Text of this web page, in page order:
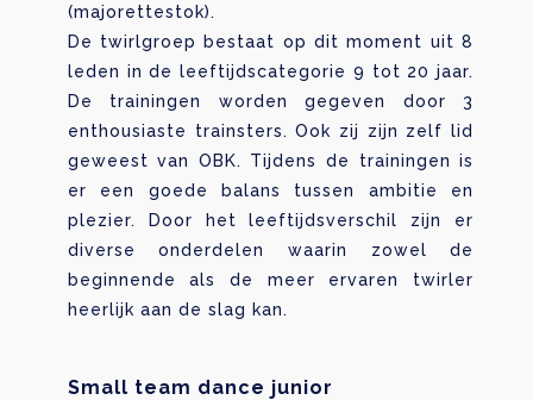
(majorettestok).
De twirlgroep bestaat op dit moment uit 8
leden in de leeftijdscategorie 9 tot 20 jaar.
De trainingen worden gegeven door 3
enthousiaste trainsters. Ook zij zijn zelf lid
geweest van OBK. Tijdens de trainingen is
er een goede balans tussen ambitie en
plezier. Door het leeftijdsverschil zijn er
diverse onderdelen waarin zowel de
beginnende als de meer ervaren twirler
heerlijk aan de slag kan.
Small team dance junior